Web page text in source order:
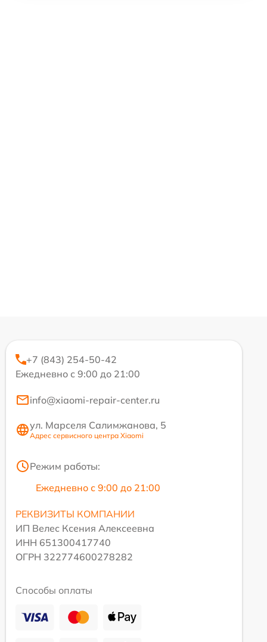
+7 (843) 254-50-42
Ежедневно с 9:00 до 21:00
info@xiaomi-repair-center.ru
ул. Марселя Салимжанова, 5
Адрес сервисного центра Xiaomi
Режим работы:
Ежедневно с 9:00 до 21:00
РЕКВИЗИТЫ КОМПАНИИ
ИП Велес Ксения Алексеевна
ИНН 651300417740
ОГРН 322774600278282
Способы оплаты